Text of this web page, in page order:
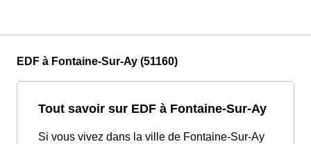
EDF à Fontaine-Sur-Ay (51160)
Tout savoir sur EDF à Fontaine-Sur-Ay
Si vous vivez dans la ville de Fontaine-Sur-Ay